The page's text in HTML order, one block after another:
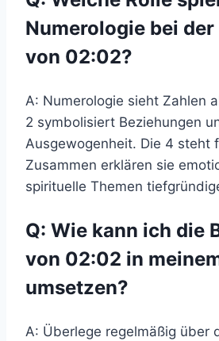
Numerologie bei
von 02:02?
A: Numerologie sieht Zahlen
2 symbolisiert Beziehungen
Ausgewogenheit. Die 4 steht
Zusammen erklären sie
spirituelle Themen
Q: Wie kann ich die
von 02:02 in
umsetzen?
A: Überlege regelmäßig über